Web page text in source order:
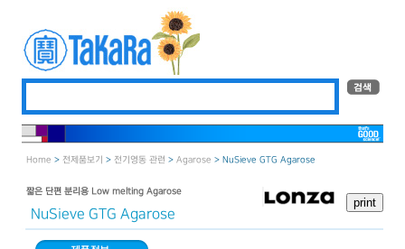
Home > 전제품보기 > 전기영동 관련 > Agarose > NuSieve GTG Agarose
짧은 단편 분리용 Low melting Agarose
NuSieve GTG Agarose